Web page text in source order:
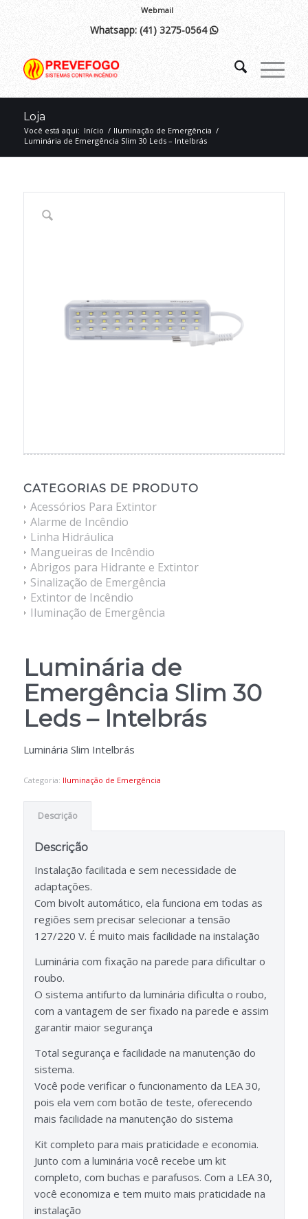
Webmail
Whatsapp: (41) 3275-0564 
Loja
Você está aqui: Início / Iluminação de Emergência /
Luminária de Emergência Slim 30 Leds – Intelbrás
CATEGORIAS DE PRODUTO
Acessórios Para Extintor
Alarme de Incêndio
Linha Hidráulica
Mangueiras de Incêndio
Abrigos para Hidrante e Extintor
Sinalização de Emergência
Extintor de Incêndio
Iluminação de Emergência
Luminária de
Emergência Slim 30
Leds – Intelbrás
Luminária Slim Intelbrás
Categoria: Iluminação de Emergência
Descrição
Descrição
Instalação facilitada e sem necessidade de
adaptações.
Com bivolt automático, ela funciona em todas as
regiões sem precisar selecionar a tensão
127/220 V. É muito mais facilidade na instalação
Luminária com fixação na parede para dificultar o
roubo.
O sistema antifurto da luminária dificulta o roubo,
com a vantagem de ser fixado na parede e assim
garantir maior segurança
Total segurança e facilidade na manutenção do
sistema.
Você pode verificar o funcionamento da LEA 30,
pois ela vem com botão de teste, oferecendo
mais facilidade na manutenção do sistema
Kit completo para mais praticidade e economia.
Junto com a luminária você recebe um kit
completo, com buchas e parafusos. Com a LEA 30,
você economiza e tem muito mais praticidade na
instalação